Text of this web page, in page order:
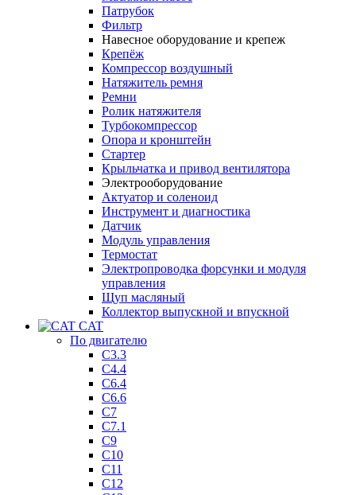
Патрубок
Фильтр
Навесное оборудование и крепеж
Крепёж
Компрессор воздушный
Натяжитель ремня
Ремни
Ролик натяжителя
Турбокомпрессор
Опора и кронштейн
Стартер
Крыльчатка и привод вентилятора
Электрооборудование
Актуатор и соленоид
Инструмент и диагностика
Датчик
Модуль управления
Термостат
Электропроводка форсунки и модуля
управления
Щуп масляный
Коллектор выпускной и впускной
CAT
По двигателю
C3.3
C4.4
C6.4
C6.6
C7
C7.1
C9
C10
C11
C12